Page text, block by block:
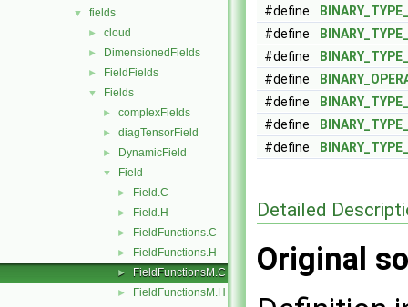
▼ fields
► cloud
► DimensionedFields
► FieldFields
▼ Fields
► complexFields
► diagTensorField
► DynamicField
▼ Field
► Field.C
► Field.H
► FieldFunctions.C
► FieldFunctions.H
► FieldFunctionsM.C
► FieldFunctionsM.H
#define
#define
#define
#define
#define
#define
#define
Detailed
Original